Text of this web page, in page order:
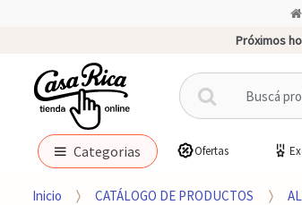
Próximos
B
u
c
r
Categorias Ofertas
Inicio CATÁLOGO DE PRODUCTOS